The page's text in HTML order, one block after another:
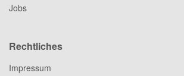
Jobs
Rechtliches
Impressum